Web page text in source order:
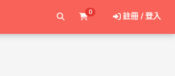
0 註冊 / 登入